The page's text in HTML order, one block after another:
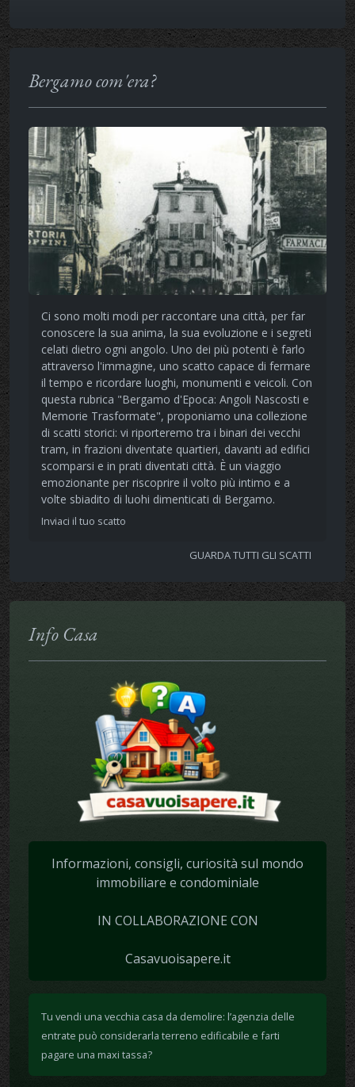
Bergamo com'era?
Ci sono molti modi per raccontare una città, per far
conoscere la sua anima, la sua evoluzione e i segreti
celati dietro ogni angolo. Uno dei più potenti è farlo
attraverso l'immagine, uno scatto capace di fermare
il tempo e ricordare luoghi, monumenti e veicoli. Con
questa rubrica "Bergamo d'Epoca: Angoli Nascosti e
Memorie Trasformate", proponiamo una collezione
di scatti storici: vi riporteremo tra i binari dei vecchi
tram, in frazioni diventate quartieri, davanti ad edifici
scomparsi e in prati diventati città. È un viaggio
emozionante per riscoprire il volto più intimo e a
volte sbiadito di luohi dimenticati di Bergamo.
Inviaci il tuo scatto
GUARDA TUTTI GLI SCATTI
Info Casa
Informazioni, consigli, curiosità sul mondo
immobiliare e condominiale
IN COLLABORAZIONE CON
Casavuoisapere.it
Tu vendi una vecchia casa da demolire: l’agenzia delle
entrate può considerarla terreno edificabile e farti
pagare una maxi tassa?